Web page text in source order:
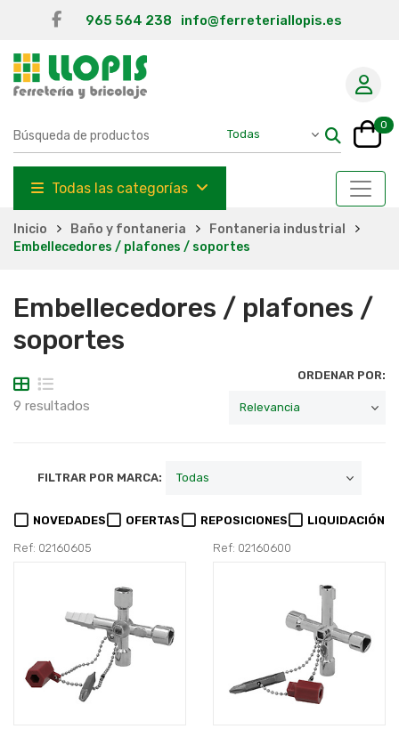
965 564 238 info@ferreteriallopis.es
0
Todas las categorías
Inicio Baño y fontaneria
Fontaneria industrial
Embellecedores / plafones / soportes
Embellecedores / plafones /
soportes
9 resultados
ORDENAR POR:
FILTRAR POR MARCA:
NOVEDADES OFERTAS REPOSICIONES LIQUIDACIÓN
Ref: 02160605 Ref: 02160600